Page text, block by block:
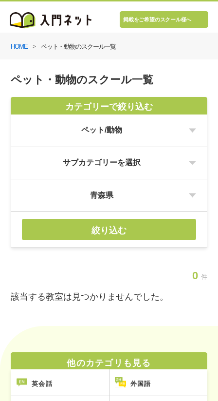
掲載をご希望のスクール様へ
HOME ペット・動物のスクール一覧
ペット・動物のスクール一覧
カテゴリーで絞り込む
絞り込む
0 件
該当する教室は見つかりませんでした。
他のカテゴリも見る
英会話 外国語